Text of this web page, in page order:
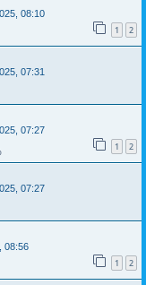
08:10
1 2
07:31
07:27
1 2
07:27
08:56
1 2